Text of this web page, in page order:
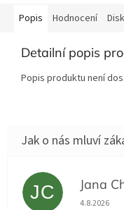
Popis Hodnocení
Detailní popis
Popis produktu není
JC Jana
4.8.2026